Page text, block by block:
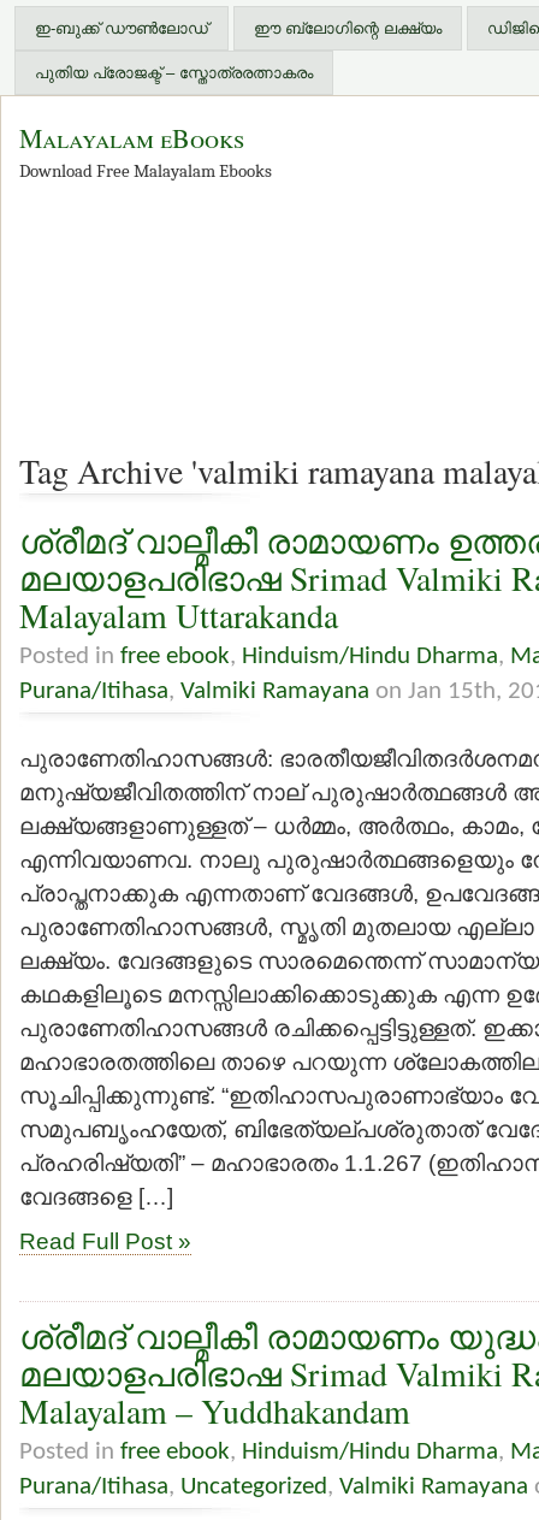
ഇ-ബുക്ക് ഡൗണ്‍ലോഡ് ഈ ബ്ലോഗിന്റെ ലക്ഷ്യം
പുതിയ പ്രോജക്ട് – സ്തോത്രരത്നാകരം
Malayalam eBooks
Download Free Malayalam Ebooks
Tag Archive 'valmiki ramayana
ശ്രീമദ് വാല്മീകീ രാമായണം
മലയാളപരിഭാഷ Srimad Valmiki
Malayalam Uttarakanda
Posted in free ebook, Hinduism/Hindu Dharma,
Purana/Itihasa, Valmiki Ramayana on Jan 15th,
പുരാണേതിഹാസങ്ങള്‍:
മനുഷ്യജീവിതത്തിന് നാല് പുരുഷാര്‍ത്ഥങ്ങള്‍
ലക്ഷ്യങ്ങളാണുള്ളത് – ധര്‍മ്മം, അര്‍ത്ഥം, കാമം,
എന്നിവയാണവ. നാലു പുരുഷാര്‍ത്ഥങ്ങളെയും
പ്രാപ്തനാക്കുക എന്നതാണ് വേദങ്ങള്‍,
പുരാണേതിഹാസങ്ങള്‍, സ്മൃതി മുതലായ എല്ലാ
ലക്ഷ്യം. വേദങ്ങളുടെ സാരമെന്തെന്ന്
കഥകളിലൂടെ മനസ്സിലാക്കിക്കൊടുക്കുക എന്ന
പുരാണേതിഹാസങ്ങള്‍ രചിക്കപ്പെട്ടിട്ടുള്ളത്.
മഹാഭാരതത്തിലെ താഴെ പറയുന്ന
സൂചിപ്പിക്കുന്നുണ്ട്. “ഇതിഹാസപുരാണാഭ്യാം
സമുപബൃംഹയേത്, ബിഭേത്യല്പശ്രുതാത്
പ്രഹരിഷ്യതി” – മഹാഭാരതം 1.1.267
വേദങ്ങളെ […]
Read Full Post »
ശ്രീമദ് വാല്മീകീ രാമായണം
മലയാളപരിഭാഷ Srimad Valmiki
Malayalam – Yuddhakandam
Posted in free ebook, Hinduism/Hindu Dharma,
Purana/Itihasa, Uncategorized, Valmiki Ramayana